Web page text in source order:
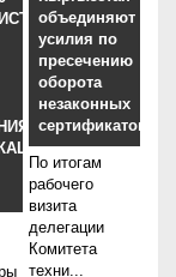
объединяют
усилия по
пресечению
оборота
незаконных
сертификатов
По итогам
рабочего
визита
делегации
Комитета
техни...